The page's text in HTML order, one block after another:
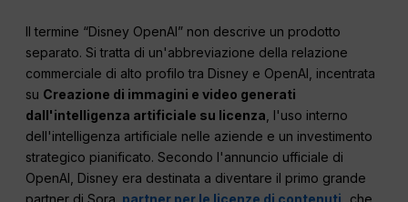
Il termine “Disney OpenAI” non descrive un prodotto
separato. Si tratta di un'abbreviazione della relazione
commerciale di alto profilo tra Disney e OpenAI, incentrata
su Creazione di immagini e video generati
dall'intelligenza artificiale su licenza , l'uso interno
dell'intelligenza artificiale nelle aziende e un investimento
strategico pianificato. Secondo l'annuncio ufficiale di
OpenAI, Disney era destinata a diventare il primo grande
partner di Sora. partner per le licenze di contenuti
che